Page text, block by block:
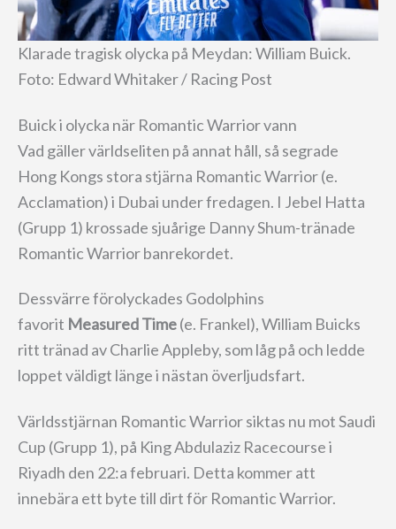
Klarade tragisk olycka på Meydan: William Buick.
Foto: Edward Whitaker / Racing Post
Buick i olycka när Romantic Warrior vann
Vad gäller världseliten på annat håll, så segrade
Hong Kongs stora stjärna Romantic Warrior (e.
Acclamation) i Dubai under fredagen. I Jebel Hatta
(Grupp 1) krossade sjuårige Danny Shum-tränade
Romantic Warrior banrekordet.
Dessvärre förolyckades Godolphins
favorit Measured Time(e. Frankel), William Buicks
ritt tränad av Charlie Appleby, som låg på och ledde
loppet väldigt länge i nästan överljudsfart.
Världsstjärnan Romantic Warrior siktas nu mot Saudi
Cup (Grupp 1), på King Abdulaziz Racecourse i
Riyadh den 22:a februari. Detta kommer att
innebära ett byte till dirt för Romantic Warrior.